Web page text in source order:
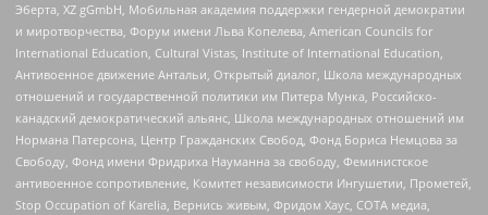
Эберта, XZ gGmbH, Мобильная академия поддержки гендерной демократии
и миротворчества, Форум имени Льва Копелева, American Councils for
International Education, Cultural Vistas, Institute of International Education,
Антивоенное движение Антальи, Открытый диалог, Школа международных
отношений и государственной политики им Питера Мунка, Российско-
канадский демократический альянс, Школа международных отношений им
Нормана Патерсона, Центр Гражданских Свобод, Фонд Бориса Немцова за
Свободу, Фонд имени Фридриха Науманна за свободу, Феминистское
антивоенное сопротивление, Комитет независимости Ингушетии, Прометей,
Stop Occupation of Karelia, Вернись живым, Фридом Хаус, СОТА медиа,